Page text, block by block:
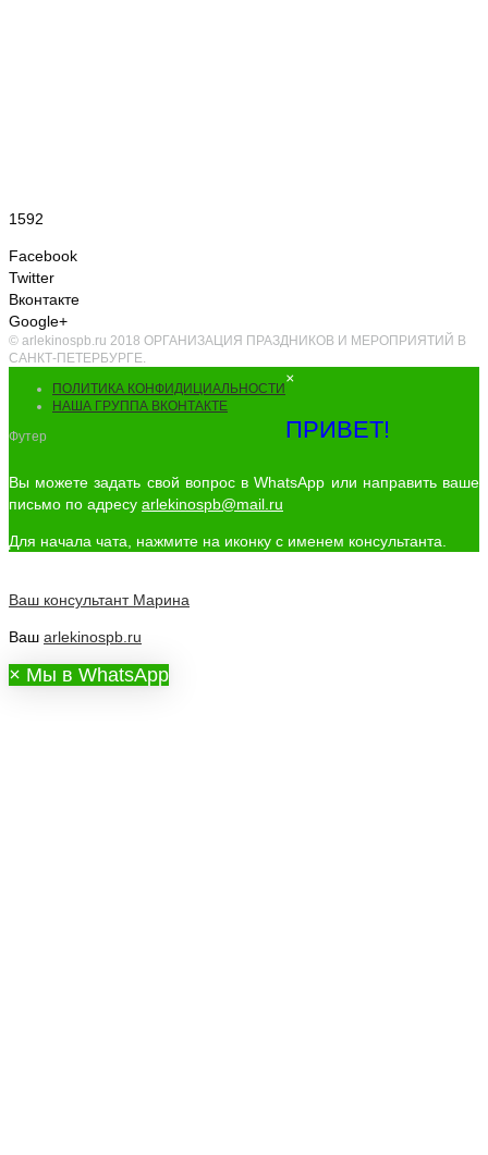
1592
Facebook
Twitter
Вконтакте
Google+
© arlekinospb.ru 2018 ОРГАНИЗАЦИЯ ПРАЗДНИКОВ И МЕРОПРИЯТИЙ В
САНКТ-ПЕТЕРБУРГЕ.
ПОЛИТИКА КОНФИДИЦИАЛЬНОСТИ
НАША ГРУППА ВКОНТАКТЕ
Футер
×
ПРИВЕТ!
Вы можете задать свой вопрос в WhatsApp или направить ваше
письмо по адресу arlekinospb@mail.ru
Для начала чата, нажмите на иконку с именем консультанта.
Ваш консультант Марина
Ваш arlekinospb.ru
× Мы в WhatsApp